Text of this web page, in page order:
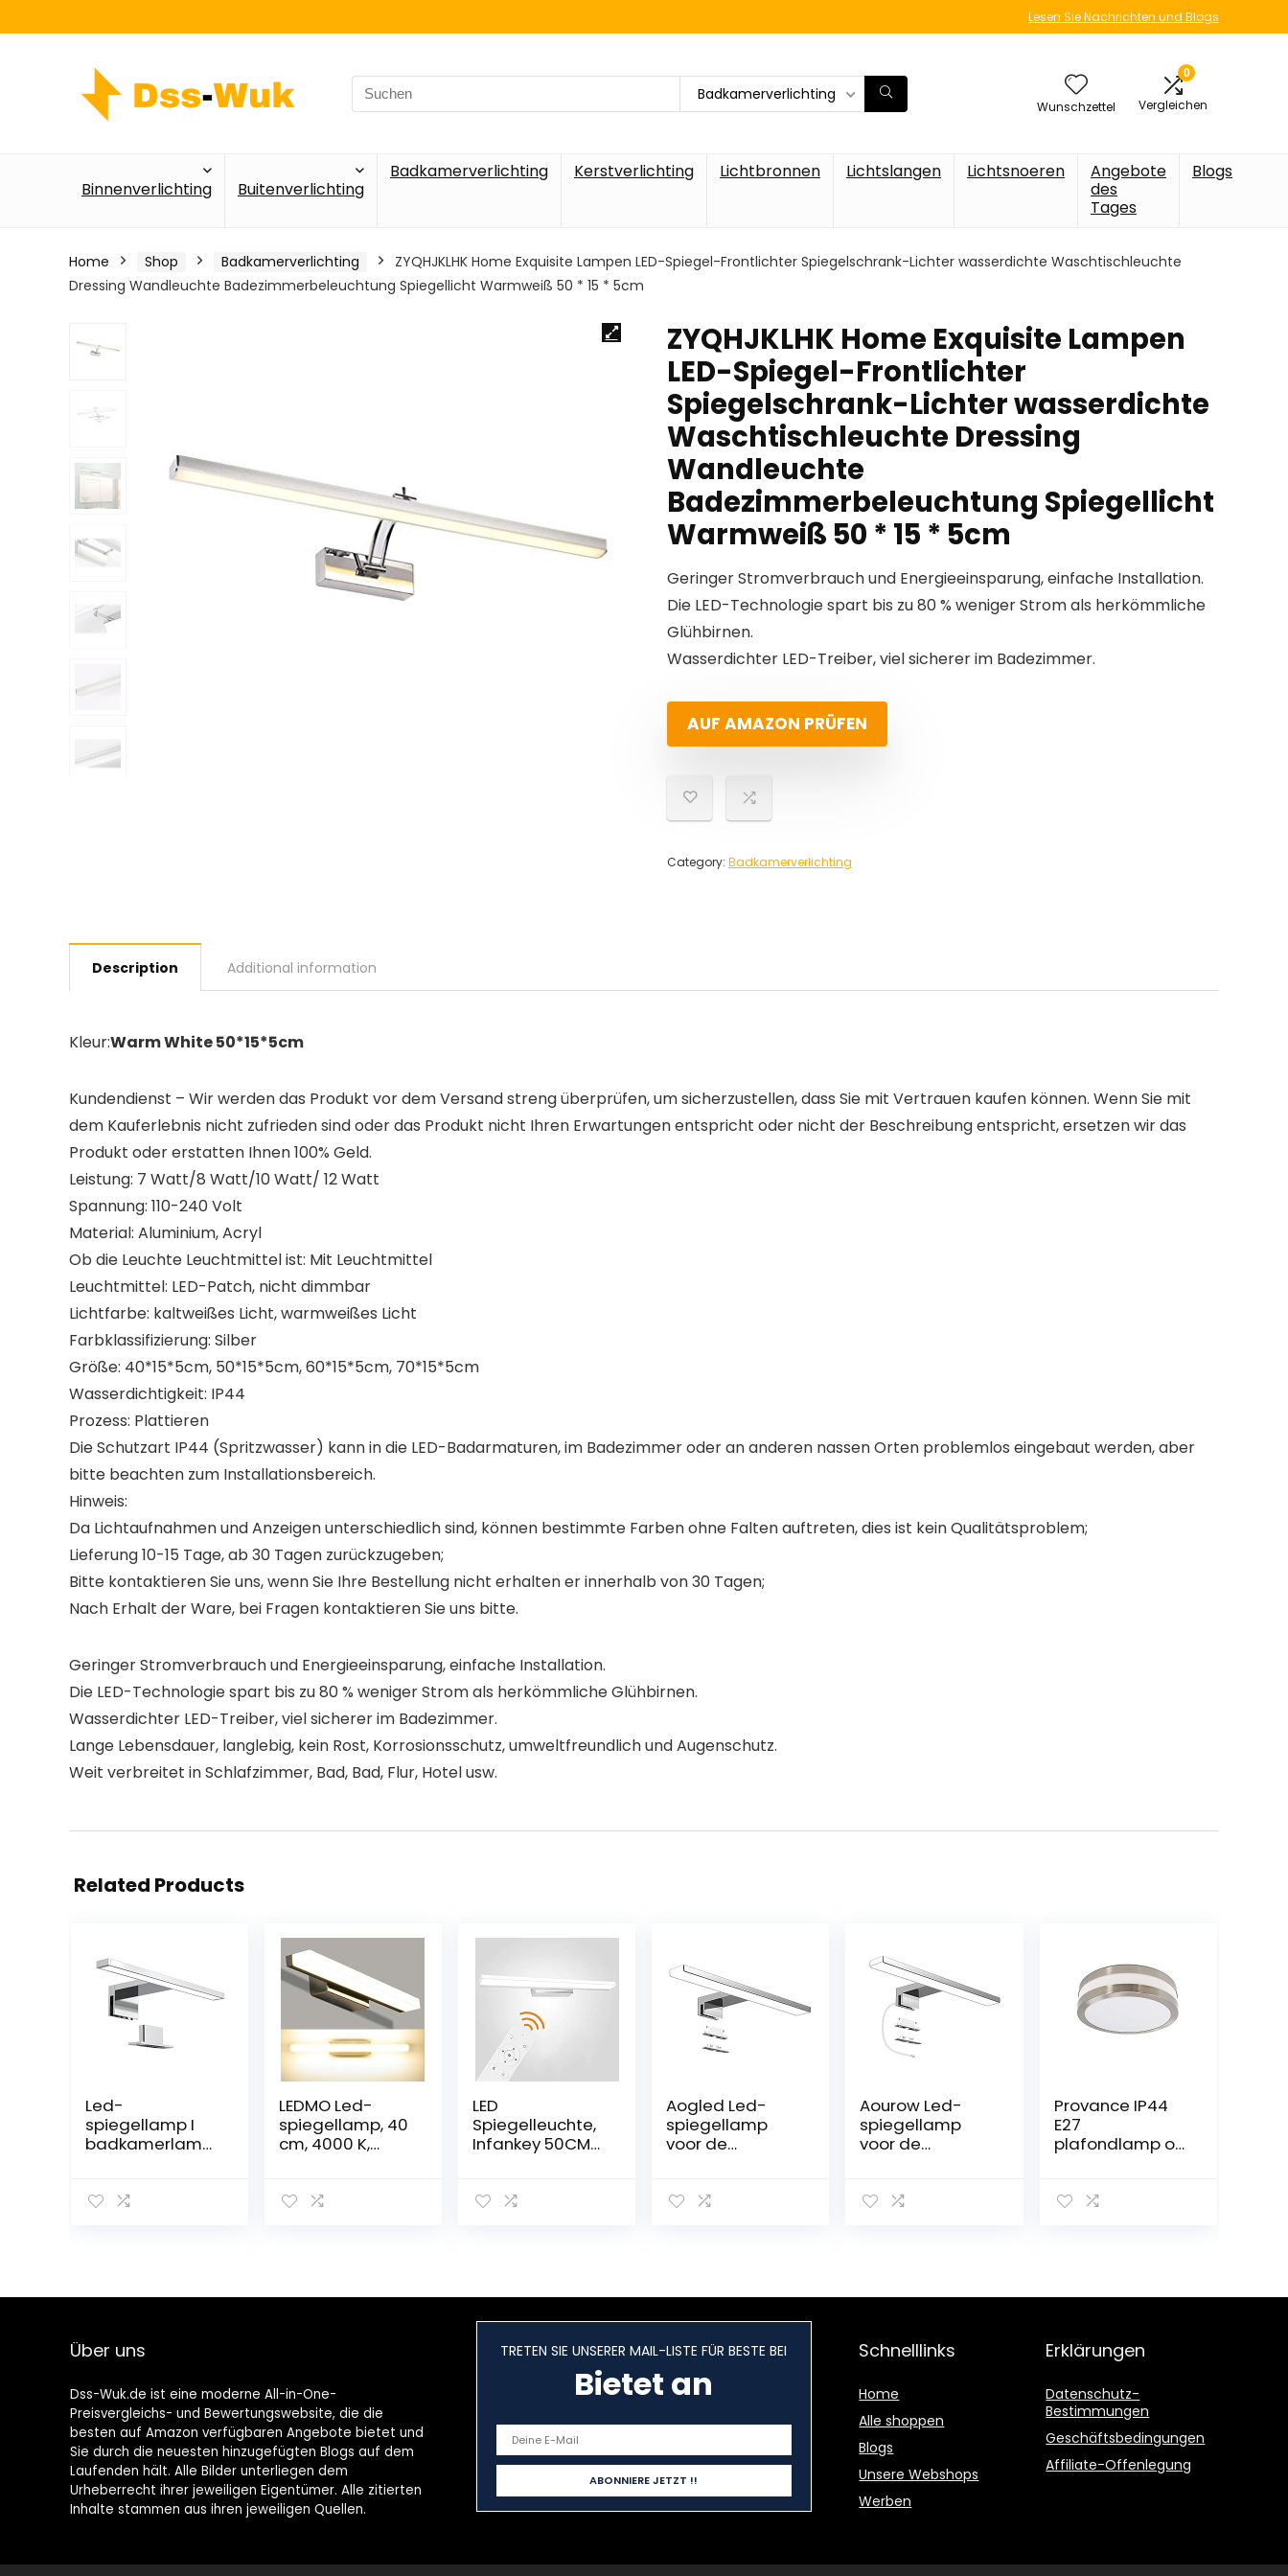
Lesen Sie Nachrichten und Blogs
Search
for:
Badkamerverlichting
Wunschzettel
0
Vergleichen
Binnenverlichting Buitenverlichting
Badkamerverlichting Kerstverlichting Lichtbronnen Lichtslangen Lichtsnoeren
Angebote
des
Tages
Blogs
Home Shop Badkamerverlichting
ZYQHJKLHK Home Exquisite Lampen LED-Spiegel-Frontlichter Spiegelschrank-Lichter wasserdichte Waschtischleuchte
Dressing Wandleuchte Badezimmerbeleuchtung Spiegellicht Warmweiß 50 * 15 * 5cm
ZYQHJKLHK Home Exquisite Lampen
LED-Spiegel-Frontlichter
Spiegelschrank-Lichter wasserdichte
Waschtischleuchte Dressing
Wandleuchte
Badezimmerbeleuchtung Spiegellicht
Warmweiß 50 * 15 * 5cm
Geringer Stromverbrauch und Energieeinsparung, einfache Installation.
Die LED-Technologie spart bis zu 80 % weniger Strom als herkömmliche
Glühbirnen.
Wasserdichter LED-Treiber, viel sicherer im Badezimmer.
AUF AMAZON PRÜFEN
Category: Badkamerverlichting
Description Additional information
Kleur:Warm White 50*15*5cm
Kundendienst – Wir werden das Produkt vor dem Versand streng überprüfen, um sicherzustellen, dass Sie mit Vertrauen kaufen können. Wenn Sie mit
dem Kauferlebnis nicht zufrieden sind oder das Produkt nicht Ihren Erwartungen entspricht oder nicht der Beschreibung entspricht, ersetzen wir das
Produkt oder erstatten Ihnen 100% Geld.
Leistung: 7 Watt/8 Watt/10 Watt/ 12 Watt
Spannung: 110-240 Volt
Material: Aluminium, Acryl
Ob die Leuchte Leuchtmittel ist: Mit Leuchtmittel
Leuchtmittel: LED-Patch, nicht dimmbar
Lichtfarbe: kaltweißes Licht, warmweißes Licht
Farbklassifizierung: Silber
Größe: 40*15*5cm, 50*15*5cm, 60*15*5cm, 70*15*5cm
Wasserdichtigkeit: IP44
Prozess: Plattieren
Die Schutzart IP44 (Spritzwasser) kann in die LED-Badarmaturen, im Badezimmer oder an anderen nassen Orten problemlos eingebaut werden, aber
bitte beachten zum Installationsbereich.
Hinweis:
Da Lichtaufnahmen und Anzeigen unterschiedlich sind, können bestimmte Farben ohne Falten auftreten, dies ist kein Qualitätsproblem;
Lieferung 10-15 Tage, ab 30 Tagen zurückzugeben;
Bitte kontaktieren Sie uns, wenn Sie Ihre Bestellung nicht erhalten er innerhalb von 30 Tagen;
Nach Erhalt der Ware, bei Fragen kontaktieren Sie uns bitte.
Geringer Stromverbrauch und Energieeinsparung, einfache Installation.
Die LED-Technologie spart bis zu 80 % weniger Strom als herkömmliche Glühbirnen.
Wasserdichter LED-Treiber, viel sicherer im Badezimmer.
Lange Lebensdauer, langlebig, kein Rost, Korrosionsschutz, umweltfreundlich und Augenschutz.
Weit verbreitet in Schlafzimmer, Bad, Bad, Flur, Hotel usw.
Related Products
Led-
spiegellamp I
badkamerlamp
badkamer I
neutraal wit I
300 mm.
LEDMO Led-
spiegellamp, 40
cm, 4000 K,
roestvrij staal,
SMD2835, 8 W,
220 V
LED
Spiegelleuchte,
Infankey 50CM
Lampe mit
Badleuchte
Wasserdicht
Spiegelleuchte
Badzimmer und
Aogled Led-
spiegellamp
voor de
230 V, 4000 K, 3-
wandverlichting,
neutraal wit,
Aourow Led-
spiegellamp
voor de
500 lm, neutraal
Provance IP44
E27
plafondlamp of
lampen
Über uns
Dss-Wuk.de ist eine moderne All-in-One-
Preisvergleichs- und Bewertungswebsite, die die
besten auf Amazon verfügbaren Angebote bietet und
Sie durch die neuesten hinzugefügten Blogs auf dem
Laufenden hält. Alle Bilder unterliegen dem
Urheberrecht ihrer jeweiligen Eigentümer. Alle zitierten
Inhalte stammen aus ihren jeweiligen Quellen.
TRETEN SIE UNSERER MAIL-LISTE FÜR BESTE BEI
Bietet an
Schnelllinks
Home
Alle shoppen
Blogs
Unsere Webshops
Werben
Erklärungen
Datenschutz-
Bestimmungen
Geschäftsbedingungen
Affiliate-Offenlegung